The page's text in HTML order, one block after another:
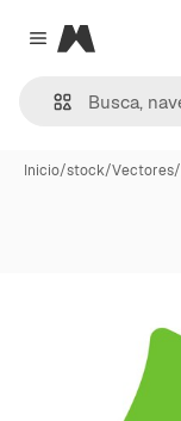
Close menu
Magnific
Inicio/stock/Vectores/